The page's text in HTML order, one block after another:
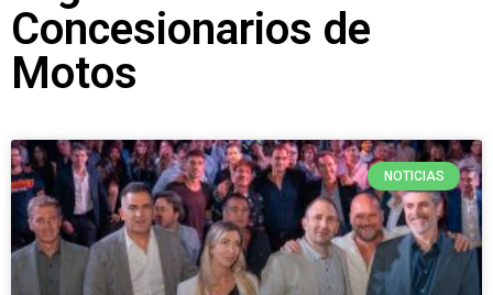
Concesionarios de
Motos
NOTICIAS